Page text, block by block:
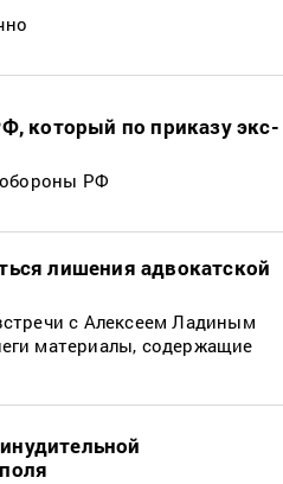
который по приказу экс-
РФ
лишения адвокатской
с Алексеем Ладиным
материалы, содержащие